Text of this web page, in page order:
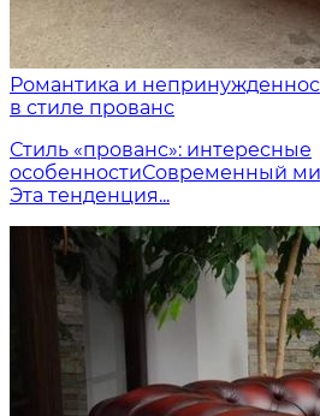
Романтика и
в стиле прованс
Стиль «прованс»: интересные
особенностиСовременный
Эта тенденция...